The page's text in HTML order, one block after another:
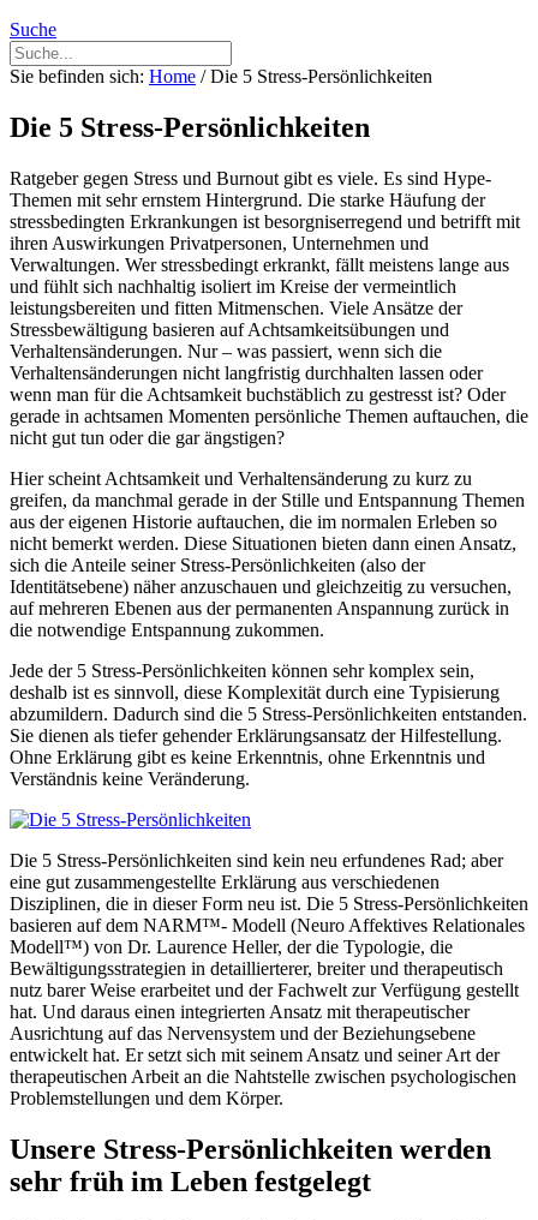
Suche
Sie befinden sich: Home / Die 5 Stress-Persönlichkeiten
Die 5 Stress-Persönlichkeiten
Ratgeber gegen Stress und Burnout gibt es viele. Es sind Hype-
Themen mit sehr ernstem Hintergrund. Die starke Häufung der
stressbedingten Erkrankungen ist besorgniserregend und betrifft mit
ihren Auswirkungen Privatpersonen, Unternehmen und
Verwaltungen. Wer stressbedingt erkrankt, fällt meistens lange aus
und fühlt sich nachhaltig isoliert im Kreise der vermeintlich
leistungsbereiten und fitten Mitmenschen. Viele Ansätze der
Stressbewältigung basieren auf Achtsamkeitsübungen und
Verhaltensänderungen. Nur – was passiert, wenn sich die
Verhaltensänderungen nicht langfristig durchhalten lassen oder
wenn man für die Achtsamkeit buchstäblich zu gestresst ist? Oder
gerade in achtsamen Momenten persönliche Themen auftauchen, die
nicht gut tun oder die gar ängstigen?
Hier scheint Achtsamkeit und Verhaltensänderung zu kurz zu
greifen, da manchmal gerade in der Stille und Entspannung Themen
aus der eigenen Historie auftauchen, die im normalen Erleben so
nicht bemerkt werden. Diese Situationen bieten dann einen Ansatz,
sich die Anteile seiner Stress-Persönlichkeiten (also der
Identitätsebene) näher anzuschauen und gleichzeitig zu versuchen,
auf mehreren Ebenen aus der permanenten Anspannung zurück in
die notwendige Entspannung zukommen.
Jede der 5 Stress-Persönlichkeiten können sehr komplex sein,
deshalb ist es sinnvoll, diese Komplexität durch eine Typisierung
abzumildern. Dadurch sind die 5 Stress-Persönlichkeiten entstanden.
Sie dienen als tiefer gehender Erklärungsansatz der Hilfestellung.
Ohne Erklärung gibt es keine Erkenntnis, ohne Erkenntnis und
Verständnis keine Veränderung.
Die 5 Stress-Persönlichkeiten sind kein neu erfundenes Rad; aber
eine gut zusammengestellte Erklärung aus verschiedenen
Disziplinen, die in dieser Form neu ist. Die 5 Stress-Persönlichkeiten
basieren auf dem NARM™- Modell (Neuro Affektives Relationales
Modell™) von Dr. Laurence Heller, der die Typologie, die
Bewältigungsstrategien in detaillierterer, breiter und therapeutisch
nutz barer Weise erarbeitet und der Fachwelt zur Verfügung gestellt
hat. Und daraus einen integrierten Ansatz mit therapeutischer
Ausrichtung auf das Nervensystem und der Beziehungsebene
entwickelt hat. Er setzt sich mit seinem Ansatz und seiner Art der
therapeutischen Arbeit an die Nahtstelle zwischen psychologischen
Problemstellungen und dem Körper.
Unsere Stress-Persönlichkeiten werden
sehr früh im Leben festgelegt